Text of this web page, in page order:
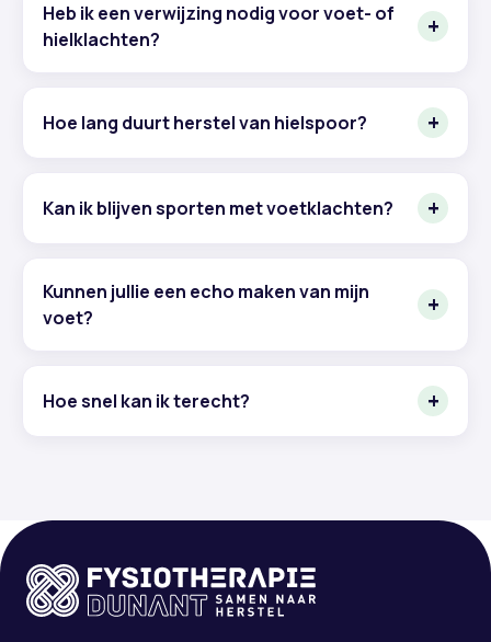
Heb ik een verwijzing nodig voor voet- of
hielklachten?
Hoe lang duurt herstel van hielspoor?
Kan ik blijven sporten met voetklachten?
Kunnen jullie een echo maken van mijn
voet?
Hoe snel kan ik terecht?